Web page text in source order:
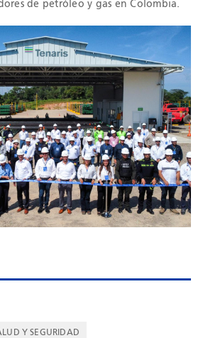
de petróleo y gas en Colombia.
Y SEGURIDAD